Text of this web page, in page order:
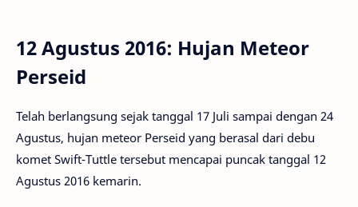
12 Agustus 2016: Hujan Meteor
Perseid
Telah berlangsung sejak tanggal 17 Juli sampai dengan 24
Agustus, hujan meteor Perseid yang berasal dari debu
komet Swift-Tuttle tersebut mencapai puncak tanggal 12
Agustus 2016 kemarin.